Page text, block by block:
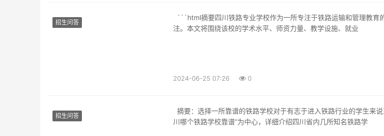
招生问答
注。本文将围绕该校的学术水平、师资力量、教学设施、就业
2024-06-25 07:26 0
招生问答
川哪个铁路学校靠谱”为中心，详细介绍四川省内几所知名铁路学